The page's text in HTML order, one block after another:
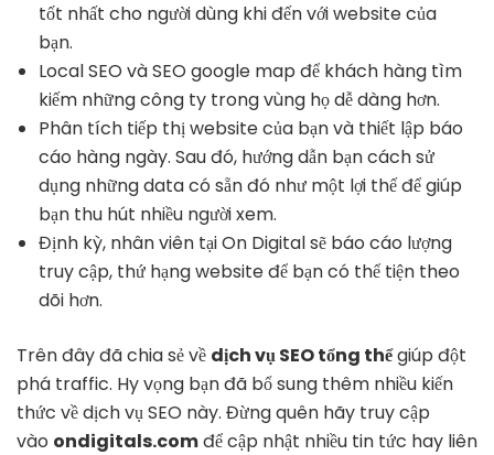
tốt nhất cho người dùng khi đến với website của
bạn.
Local SEO và SEO google map để khách hàng tìm
kiếm những công ty trong vùng họ dễ dàng hơn.
Phân tích tiếp thị website của bạn và thiết lập báo
cáo hàng ngày. Sau đó, hướng dẫn bạn cách sử
dụng những data có sẵn đó như một lợi thế để giúp
bạn thu hút nhiều người xem.
Định kỳ, nhân viên tại On Digital sẽ báo cáo lượng
truy cập, thứ hạng website để bạn có thể tiện theo
dõi hơn.
Trên đây đã chia sẻ về dịch vụ SEO tổng thểgiúp đột
phá traffic. Hy vọng bạn đã bổ sung thêm nhiều kiến
thức về dịch vụ SEO này. Đừng quên hãy truy cập
vào ondigitals.comđể cập nhật nhiều tin tức hay liên